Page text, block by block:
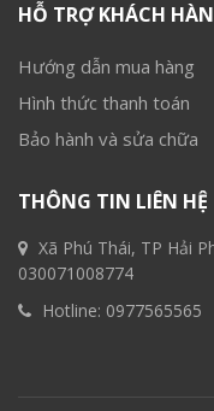
HỖ TRỢ KHÁCH
Hướng dẫn mua hàng
Hình thức thanh toán
Bảo hành và sửa chữa
THÔNG TIN LIÊN HỆ
Xã Phú Thái, TP Hải
030071008774
Hotline: 0977565565